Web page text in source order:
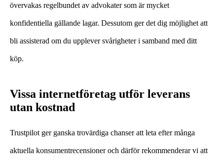
övervakas regelbundet av advokater som är mycket
konfidentiella gällande lagar. Dessutom ger det dig möjlighet att
bli assisterad om du upplever svårigheter i samband med ditt
köp.
Vissa internetföretag utför leverans
utan kostnad
Trustpilot ger ganska trovärdiga chanser att leta efter många
aktuella konsumentrecensioner och därför rekommenderar vi att